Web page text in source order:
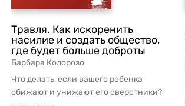
Травля. Как искоренить
насилие и создать общество,
где будет больше доброты
Барбара Колорозо
Что делать, если вашего ребенка
обижают и унижают его сверстники?